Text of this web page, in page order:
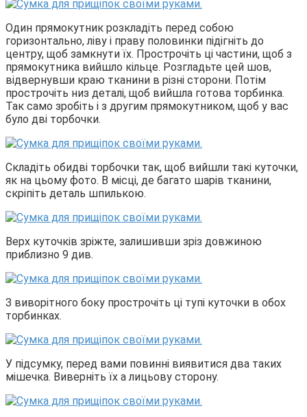
Один прямокутник розкладіть перед собою
горизонтально, ліву і праву половинки підігніть до
центру, щоб замкнути їх. Прострочіть ці частини, щоб з
прямокутника вийшло кільце. Розгладьте цей шов,
відвернувши краю тканини в різні сторони. Потім
прострочіть низ деталі, щоб вийшла готова торбинка.
Так само зробіть і з другим прямокутником, щоб у вас
було дві торбочки.
Складіть обидві торбочки так, щоб вийшли такі куточки,
як на цьому фото. В місці, де багато шарів тканини,
скріпіть деталь шпилькою.
Верх куточків зріжте, залишивши зріз довжиною
приблизно 9 див.
З виворітного боку прострочіть ці тупі куточки в обох
торбинках.
У підсумку, перед вами повинні виявитися два таких
мішечка. Виверніть їх а лицьову сторону.